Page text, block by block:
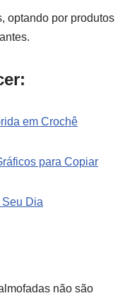
optando por produtos
em Crochê
para Copiar
Dia
não são